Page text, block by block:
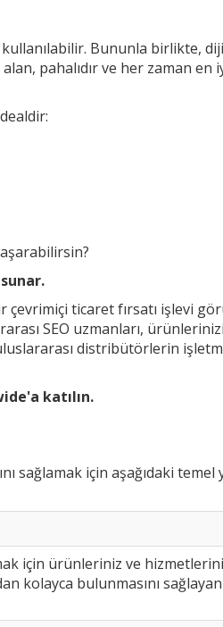
Bununla birlikte,
pahalıdır ve her zaman en
ticaret fırsatı işlevi
SEO uzmanları,
distribütörlerin
katılın.
sağlamak için aşağıdaki temel
için ürünleriniz ve
kolayca bulunmasını